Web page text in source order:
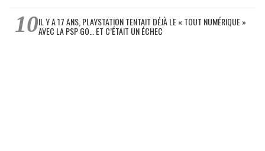
IL Y A 17 ANS, PLAYSTATION TENTAIT DÉJÀ LE « TOUT NUMÉRIQUE »
AVEC LA PSP GO… ET C’ÉTAIT UN ÉCHEC